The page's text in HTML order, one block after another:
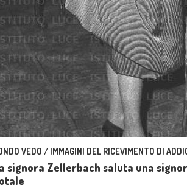
VEDO / IMMAGINI DEL RICEVIMENTO DI
signora Zellerbach saluta una